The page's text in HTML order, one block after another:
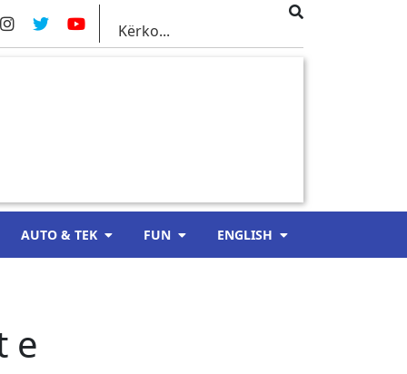
AUTO & TEK FUN ENGLISH
e